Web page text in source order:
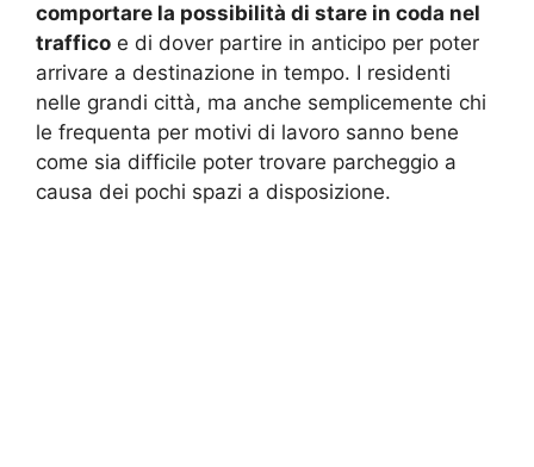
comportare la possibilità di stare in coda nel
traffico e di dover partire in anticipo per poter
arrivare a destinazione in tempo. I residenti
nelle grandi città, ma anche semplicemente chi
le frequenta per motivi di lavoro sanno bene
come sia difficile poter trovare parcheggio a
causa dei pochi spazi a disposizione.